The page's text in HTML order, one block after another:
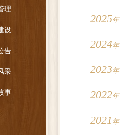
理
设
告
采
事
2025年
2024年
2023年
2022年
2021 年